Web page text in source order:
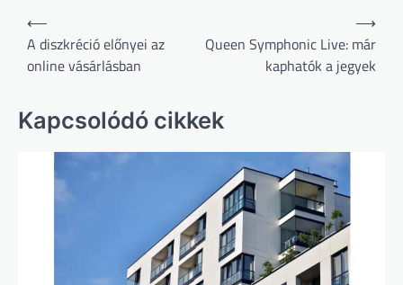
Bejegyzés
navigáció
⟵
A diszkréció előnyei az
online vásárlásban
Queen Symphonic Live: már
kaphatók a jegyek
⟶
Kapcsolódó cikkek